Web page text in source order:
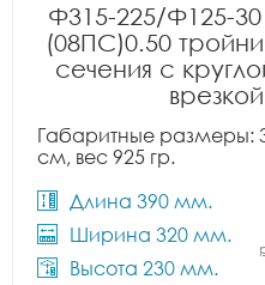
Ф315-225/Ф125-
(08ПС)0.50
сечения с
врезкой
Габаритные размеры:
см, вес 925 гр.
Длина 390 мм.
Ширина 320 мм.
Высота 230 мм.